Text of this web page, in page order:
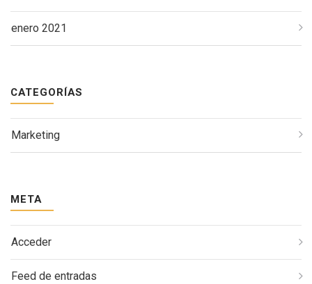
enero 2021
CATEGORÍAS
Marketing
META
Acceder
Feed de entradas